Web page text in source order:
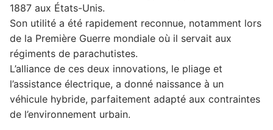
1887 aux États-Unis.
Son utilité a été rapidement reconnue, notamment lors
de la Première Guerre mondiale où il servait aux
régiments de parachutistes.
L’alliance de ces deux innovations, le pliage et
l’assistance électrique, a donné naissance à un
véhicule hybride, parfaitement adapté aux contraintes
de l’environnement urbain.